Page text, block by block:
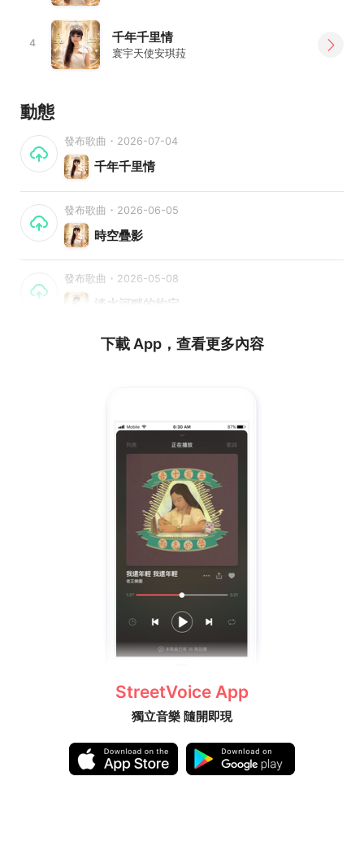
4 千年千里情
寰宇天使安琪菈
動態
發布歌曲・2026-07-04
千年千里情
發布歌曲・2026-06-05
時空疊影
發布歌曲・2026-05-08
淡水河畔的約定
下載 App，查看更多內容
StreetVoice App
獨立音樂 隨開即現